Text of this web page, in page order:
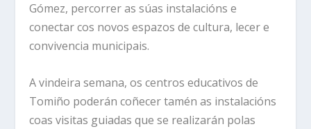
Gómez, percorrer as súas instalacións e
conectar cos novos espazos de cultura, lecer e
convivencia municipais.
A vindeira semana, os centros educativos de
Tomiño poderán coñecer tamén as instalacións
coas visitas guiadas que se realizarán polas